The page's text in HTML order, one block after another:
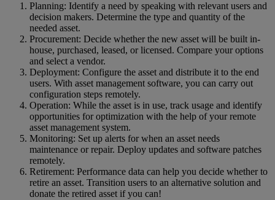
Planning: Identify a need by speaking with relevant users and
decision makers. Determine the type and quantity of the
needed asset.
Procurement: Decide whether the new asset will be built in-
house, purchased, leased, or licensed. Compare your options
and select a vendor.
Deployment: Configure the asset and distribute it to the end
users. With asset management software, you can carry out
configuration steps remotely.
Operation: While the asset is in use, track usage and identify
opportunities for optimization with the help of your remote
asset management system.
Monitoring: Set up alerts for when an asset needs
maintenance or repair. Deploy updates and software patches
remotely.
Retirement: Performance data can help you decide whether to
retire an asset. Transition users to an alternative solution and
donate the retired asset if you can!